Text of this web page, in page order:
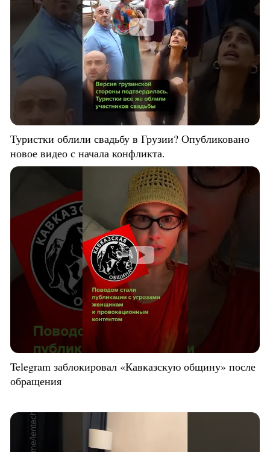
Туристки облили свадьбу в Грузии? Опубликовано
новое видео с начала конфликта.
Telegram заблокировал «Кавказскую общину» после
обращения